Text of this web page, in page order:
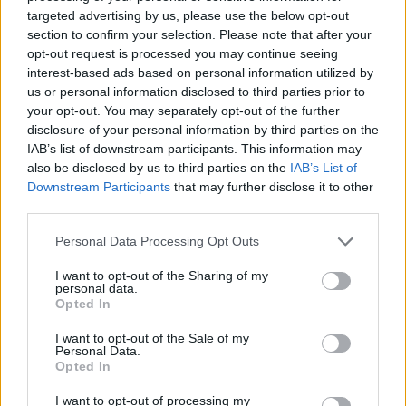
targeted advertising by us, please use the below opt-out
section to confirm your selection. Please note that after your
opt-out request is processed you may continue seeing
interest-based ads based on personal information utilized by
us or personal information disclosed to third parties prior to
your opt-out. You may separately opt-out of the further
disclosure of your personal information by third parties on the
IAB’s list of downstream participants. This information may
also be disclosed by us to third parties on the IAB’s List of
Downstream Participants that may further disclose it to other
Please note that this website/app uses one or more Google
not limited to your visit or usage behaviour. You may click to
grant or deny consent to Google and its third-party tags to
use your data for below specified purposes in below Google
consent section.
Personal Data Processing Opt Outs
I want to opt-out of the Sharing of my
personal data.
Opted In
I want to opt-out of the Sale of my
Personal Data.
Opted In
I want to opt-out of processing my
„Ha nem lett volna itt készenlétben a kezem, hogy végig
kövessem [az ellökést], előre látva ezt, nagy
valószínűséggel sokkal nehezebb lett volna átirányítanom”
– magyarázza Andriana egy másik videóban, hozzátéve: „És
ez nagyon veszélyes helyzetekhez vezethet”.
Miután sikeresen félreállítottad a cápát az utadból, és
hihetetlen mesét szereztél magadnak, amit otthon
elmesélhetsz a haverjaidnak, Andriana szerint „minél
hamarabb ki kell szállnod a vízből”.
Nem hiszem, hogy ezután tervezném, hogy a vízben
maradok, de azért ez egy jó tanács!
Nyilvánvaló azonban, hogy ezeket a tippeket csak akkor kell
alkalmazni, ha valóban cápával találkozol – semmiképpen
sem szabad keresni egyet sem, csak azért, hogy kipróbáld.